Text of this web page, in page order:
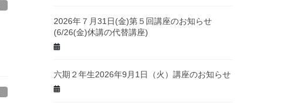
2026年７月31日(金)第５回講座のお知らせ
(6/26(金)休講の代替講座)
六期２年生2026年9月1日（火）講座のお知らせ